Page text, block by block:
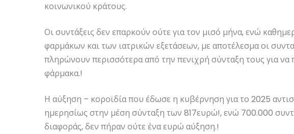
κοινωνικού κράτους.
Οι συντάξεις δεν επαρκούν ούτε για τον μισό μήνα, ενώ
φαρμάκων και των ιατρικών εξετάσεων, με αποτέλεσμα οι
πληρώνουν περισσότερα από την πενιχρή σύνταξη τους για να
φάρμακα.!
Η αύξηση – κοροϊδία που έδωσε η κυβέρνηση για το 2025
ημερησίως στην μέση σύνταξη των 817ευρώ!, ενώ 700.000
διαφοράς, δεν πήραν ούτε ένα ευρώ αύξηση.!